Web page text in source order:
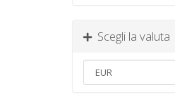
Scegli la valuta